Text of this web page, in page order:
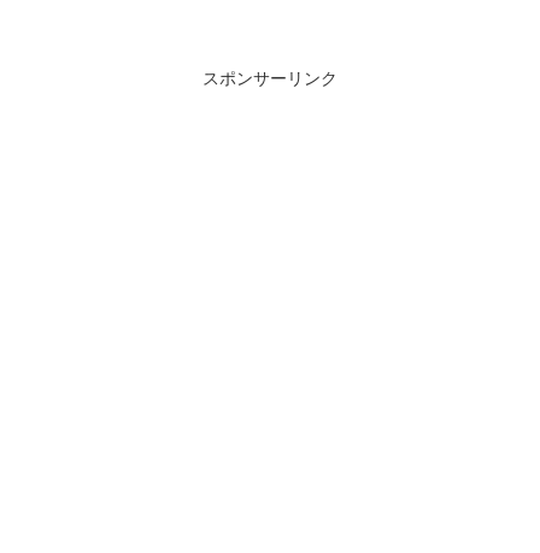
スポンサーリンク